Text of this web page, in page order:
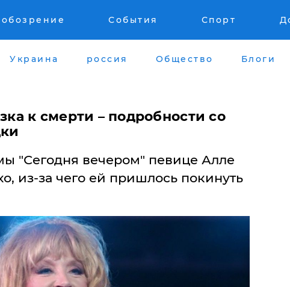
События Спорт
Украина россия Общество Блоги
к смерти – подробности со
"Сегодня вечером" певице Алле
из-за чего ей пришлось покинуть